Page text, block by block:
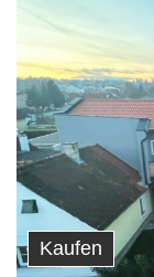
Kaufen